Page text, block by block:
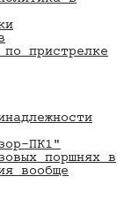
по пристрелке
ПК1"
поршнях в
вообще